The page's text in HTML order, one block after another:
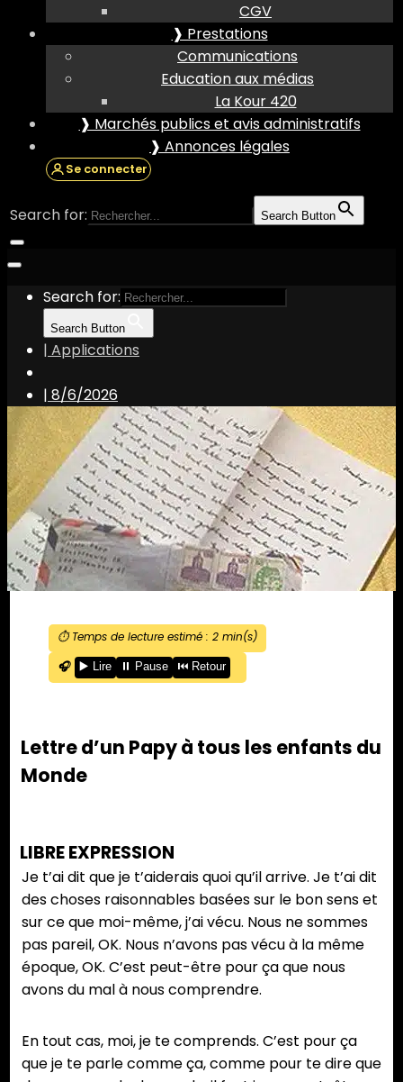
CGV
❱ Prestations
Communications
Education aux médias
La Kour 420
❱ Marchés publics et avis administratifs
❱ Annonces légales
Se connecter
Search for: Search Button
Search for:
Search Button
| Applications
| 8/6/2026
⏱️ Temps de lecture estimé : 2min(s)
🎧
▶️ Lire ⏸️ Pause ⏮️ Retour
Lettre d’un Papy à tous les enfants du
Monde
LIBRE EXPRESSION
Je t’ai dit que je t’aiderais quoi qu’il arrive. Je t’ai dit
des choses raisonnables basées sur le bon sens et
sur ce que moi-même, j’ai vécu. Nous ne sommes
pas pareil, OK. Nous n’avons pas vécu à la même
époque, OK. C’est peut-être pour ça que nous
avons du mal à nous comprendre.
En tout cas, moi, je te comprends. C’est pour ça
que je te parle comme ça, comme pour te dire que